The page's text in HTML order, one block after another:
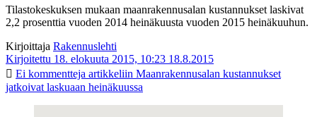
Tilastokeskuksen mukaan maanrakennusalan kustannukset laskivat
2,2 prosenttia vuoden 2014 heinäkuusta vuoden 2015 heinäkuuhun.
Kirjoittaja Rakennuslehti
Kirjoitettu 18. elokuuta 2015, 10:23 18.8.2015
Ei kommentteja artikkeliin Maanrakennusalan kustannukset
jatkoivat laskuaan heinäkuussa